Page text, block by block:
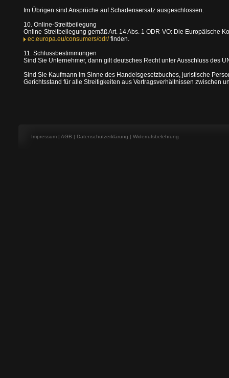
Im Übrigen sind Ansprüche auf Schadensersatz ausgeschlossen.
10. Online-Streitbeilegung
Online-Streitbeilegung gemäß Art. 14 Abs. 1 ODR-VO: Die Europäische
ec.europa.eu/consumers/odr/finden.
11. Schlussbestimmungen
Sind Sie Unternehmer, dann gilt deutsches Recht unter Ausschluss des
Sind Sie Kaufmann im Sinne des Handelsgesetzbuches, juristische
Gerichtsstand für alle Streitigkeiten aus Vertragsverhältnissen zwischen
Impressum | AGB | Datenschutzerklärung | Widerrufsbelehrung